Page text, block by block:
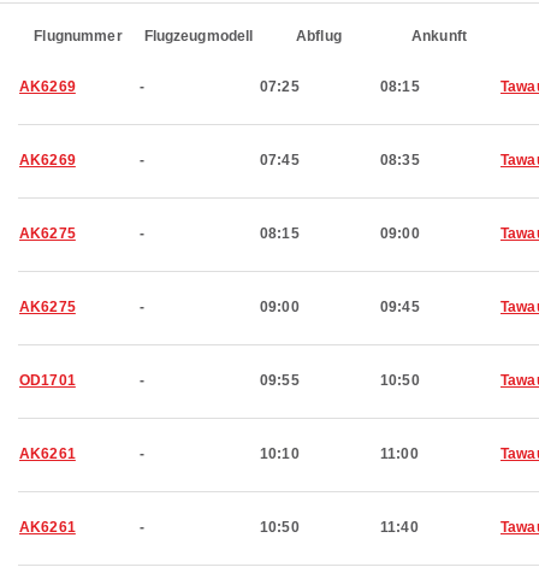
Flugnummer Flugzeugmodell Abflug Ankunft
AK6269 - 07:25 08:15
AK6269 - 07:45 08:35
AK6275 - 08:15 09:00
AK6275 - 09:00 09:45
OD1701 - 09:55 10:50
AK6261 - 10:10 11:00
AK6261 - 10:50 11:40